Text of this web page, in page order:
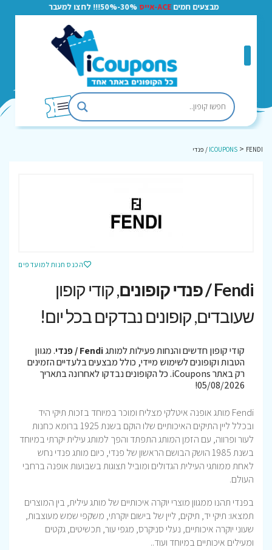
מבצעים חמים ACE-אייס 30%-50%!!! לחצו למעבר
ICOUPONS > FENDI / פנדי
הכנס חנות למועדפים
Fendi / פנדי קופונים
, קודי קופון
שעובדים, קופונים נבדקים בכל יום!
קודי קופון חדשים והנחות פעילות למותגFendi / פנדי
. מגוון
הטבות וקופונים לשימוש מיידי, כולל מבצעים בלעדיים הזמינים
רק באתר iCoupons. כל הקופונים נבדקו לאחרונה בתאריך
05/08/2026!
Fendi מותג אופנה איטלקי מצליח ומוכר במיוחד בזכות תיקי היד
ובכלל ליין התיקים האיכותיים שלו הוקם בשנת 1925 ברומא כחנות
לעור ופרווה, עם הזמן המותג התפתד והפך למותג עילית יקרתי במיוחד
בשנת 1985 הושק הבושם הראשון של פנדי, כיום מותג פנדי נחש
לאחת ממותגי העילית הגדולים ומוביל תצוגות בשבועות אופנה ברחבי
העולם.
בפנדי תהנו ממגוון מוצרי יוקרה איכותיים של מותג עילית, בין המוצרים
תמצאו: תיקי יד, תיקים, ליין של בישום יוקרתי, משקפי שמש מעוצבות,
שעוני יוקרה איכותיים, נעלי סניקרס, מגפי עור, תכשיטים, גקטים
ומעילים איכותיים במיוחד ועוד..